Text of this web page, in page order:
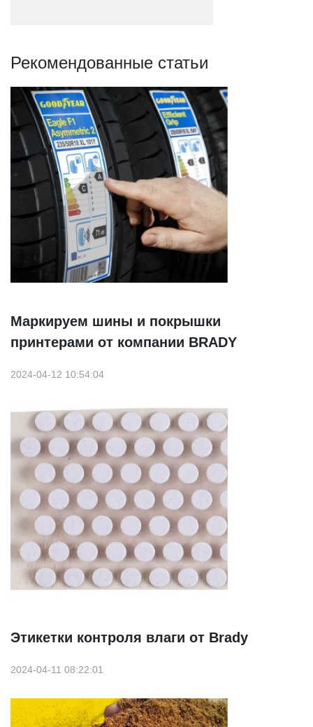
Рекомендованные статьи
Маркируем шины и покрышки
принтерами от компании BRADY
2024-04-12 10:54:04
Этикетки контроля влаги от Brady
2024-04-11 08:22:01